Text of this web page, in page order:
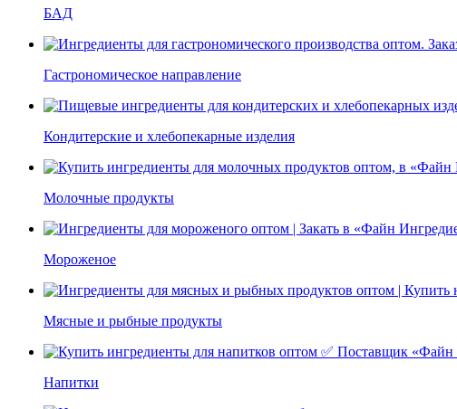
БАД
Гастрономическое направление
Кондитерские и хлебопекарные изделия
Молочные продукты
Мороженое
Мясные и рыбные продукты
Напитки